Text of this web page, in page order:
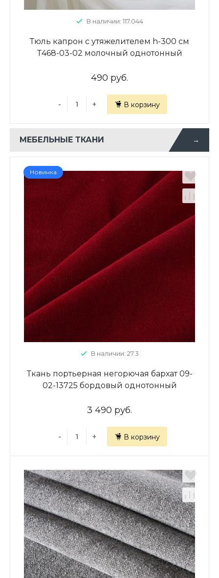
В наличии: 117.044
Тюль капрон с утяжелителем h-300 см
Т468-03-02 молочный однотонный
490 руб.
- + В корзину
МЕБЕЛЬНЫЕ ТКАНИ →
Новинка
В наличии: 27.3
Ткань портьерная негорючая бархат 09-
02-13725 бордовый однотонный
3 490 руб.
- + В корзину